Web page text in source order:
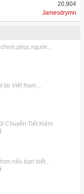
20,904
Jamesdrymn
phục người...
tại Việt Nam,...
Chuyển Tiết Kiệm
nếu bạn biết...